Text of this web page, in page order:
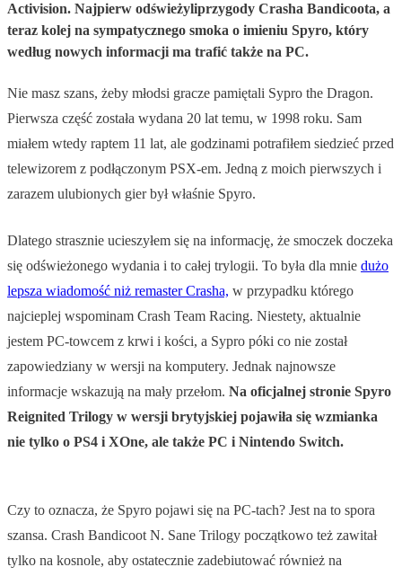
Activision. Najpierw odświeżyliprzygody Crasha Bandicoota, a
teraz kolej na sympatycznego smoka o imieniu Spyro, który
według nowych informacji ma trafić także na PC.
Nie masz szans, żeby młodsi gracze pamiętali Sypro the Dragon.
Pierwsza część została wydana 20 lat temu, w 1998 roku. Sam
miałem wtedy raptem 11 lat, ale godzinami potrafiłem siedzieć przed
telewizorem z podłączonym PSX-em. Jedną z moich pierwszych i
zarazem ulubionych gier był właśnie Spyro.
Dlatego strasznie ucieszyłem się na informację, że smoczek doczeka
się odświeżonego wydania i to całej trylogii. To była dla mnie dużo
lepsza wiadomość niż remaster Crasha, w przypadku którego
najcieplej wspominam Crash Team Racing. Niestety, aktualnie
jestem PC-towcem z krwi i kości, a Sypro póki co nie został
zapowiedziany w wersji na komputery. Jednak najnowsze
informacje wskazują na mały przełom. Na oficjalnej stronie Spyro
Reignited Trilogy w wersji brytyjskiej pojawiła się wzmianka
nie tylko o PS4 i XOne, ale także PC i Nintendo Switch.
Czy to oznacza, że Spyro pojawi się na PC-tach? Jest na to spora
szansa. Crash Bandicoot N. Sane Trilogy początkowo też zawitał
tylko na kosnole, aby ostatecznie zadebiutować również na